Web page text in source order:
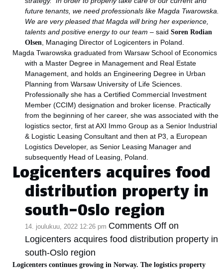
future tenants, we need professionals like Magda Twarowska.
We are very pleased that Magda will bring her experience,
talents and positive energy to our team – saidSoren Rodian
Olsen , Managing Director of Logicenters in Poland.
Magda Twarowska graduated from Warsaw School of Economics
with a Master Degree in Management and Real Estate
Management, and holds an Engineering Degree in Urban
Planning from Warsaw University of Life Sciences.
Professionally she has a Certified Commercial Investment
Member (CCIM) designation and broker license. Practically
from the beginning of her career, she was associated with the
logistics sector, first at AXI Immo Group as a Senior Industrial
& Logistic Leasing Consultant and then at P3, a European
Logistics Developer, as Senior Leasing Manager and
subsequently Head of Leasing, Poland.
Logicenters acquires food
distribution property in
south-Oslo region
14. joulukuu, 2022 12:26 pm Comments Off on
Logicenters acquires food distribution property in
south-Oslo region
Logicenters continues growing in Norway. The logistics property